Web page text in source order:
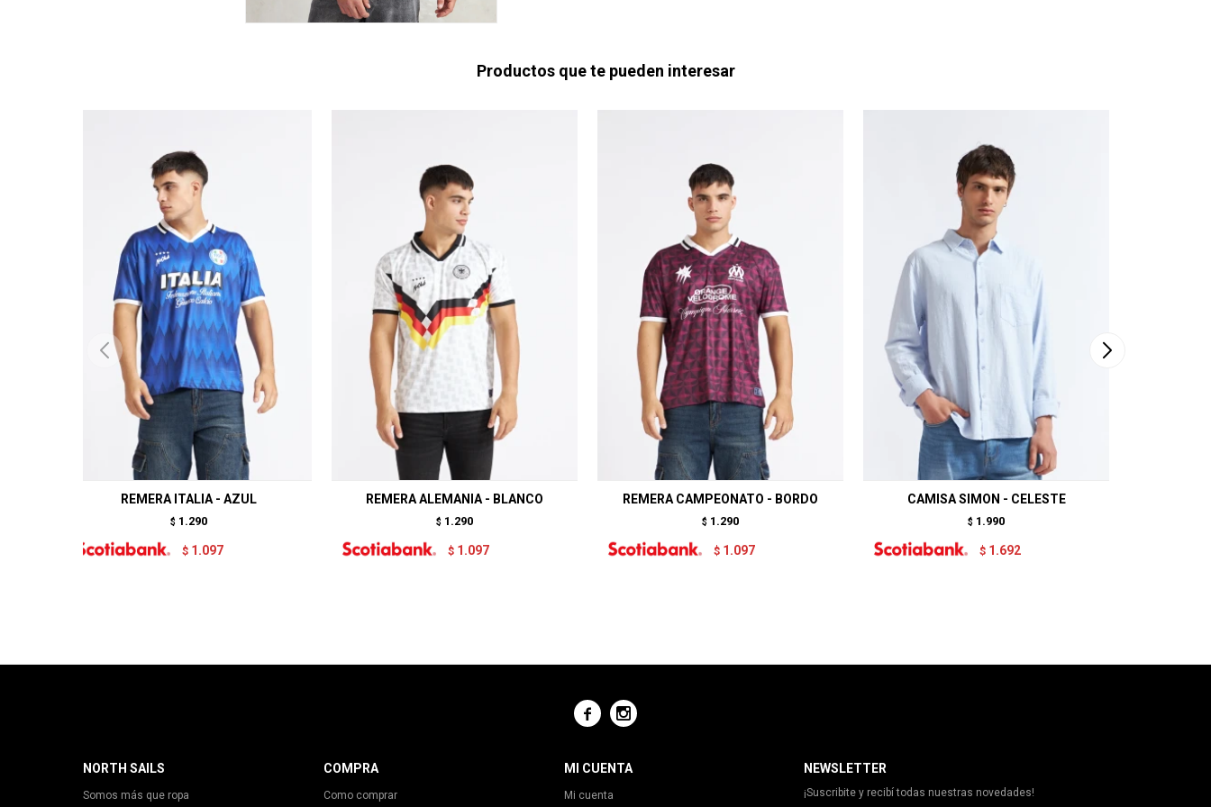
Productos que te pueden interesar
REMERA ITALIA - AZUL
$ 1.290
$ 1.097
REMERA ALEMANIA - BLANCO
$ 1.290
$ 1.097
REMERA CAMPEONATO - BORDO
$ 1.290
$ 1.097
CAMISA SIMON - CELESTE
$ 1.990
$ 1.692
 
NORTH SAILS
Somos más que ropa
COMPRA
Como comprar
MI CUENTA
Mi cuenta
NEWSLETTER
¡Suscribite y recibí todas nuestras novedades!